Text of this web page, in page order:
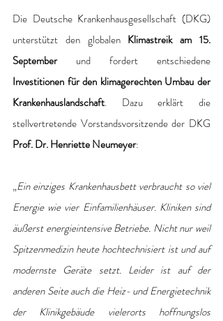
Die Deutsche Krankenhausgesellschaft (DKG)
unterstützt den globalen Klimastreik am 15.
September
Investitionen für den klimagerechten Umbau der
Krankenhauslandschaft. Dazu erklärt die
Prof. Dr. Henriette Neumeyer:
„Ein einziges Krankenhausbett verbraucht so viel
Energie wie vier Einfamilienhäuser. Kliniken sind
äußerst energieintensive Betriebe. Nicht nur weil
Spitzenmedizin heute hochtechnisiert ist und auf
modernste Geräte setzt. Leider ist auf der
anderen Seite auch die Heiz- und Energietechnik
der Klinikgebäude vielerorts hoffnungslos